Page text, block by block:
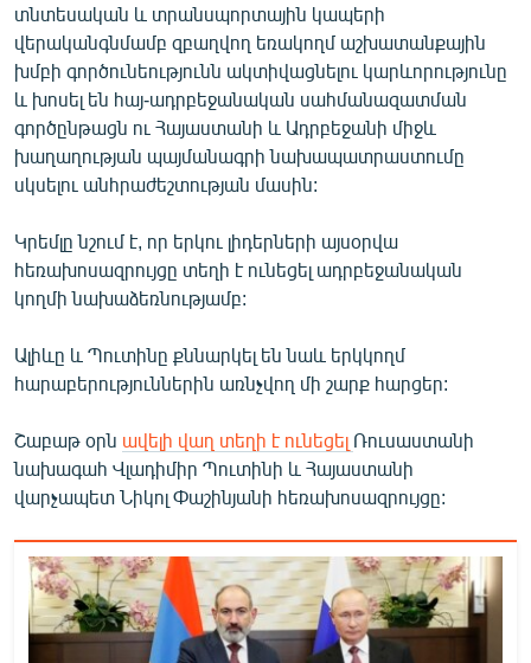
տնտեսական և տրանսպորտային կապերի
վերականգնմամբ զբաղվող եռակողմ աշխատանքային
խմբի գործունեությունն ակտիվացնելու կարևորությունը
և խոսել են հայ-ադրբեջանական սահմանազատման
գործընթացն ու Հայաստանի և Ադրբեջանի միջև
խաղաղության պայմանագրի նախապատրաստումը
սկսելու անհրաժեշտության մասին:
Կրեմլը նշում է, որ երկու լիդերների այսօրվա
հեռախոսազրույցը տեղի է ունեցել ադրբեջանական
կողմի նախաձեռնությամբ:
Ալիևը և Պուտինը քննարկել են նաև երկկողմ
հարաբերություններին առնչվող մի շարք հարցեր:
Շաբաթ օրն ավելի վաղ տեղի է ունեցել Ռուսաստանի
նախագահ Վլադիմիր Պուտինի և Հայաստանի
վարչապետ Նիկոլ Փաշինյանի հեռախոսազրույցը: